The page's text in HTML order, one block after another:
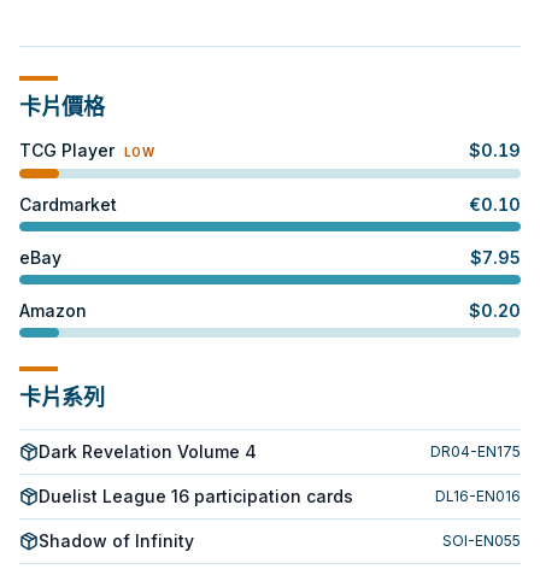
卡片價格
TCG Player LOW $0.19
Cardmarket €0.10
eBay $7.95
Amazon $0.20
卡片系列
Dark Revelation Volume 4 DR04-EN175
Duelist League 16 participation cards DL16-EN016
Shadow of Infinity SOI-EN055